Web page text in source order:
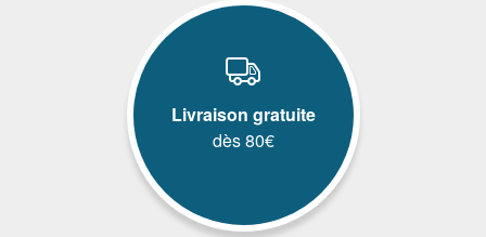
Livraison gratuite
dès 80€